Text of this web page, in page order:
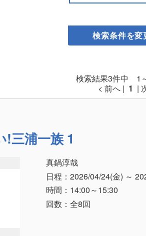
検索条件を変
検索結果3件中 1
< 前へ | 1 |
!三浦一族 1
真鍋淳哉
日程：2026/04/24(金) ～
時間：14:00～15:30
回数：全8回